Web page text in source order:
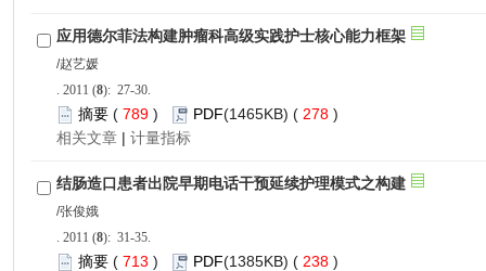
): 27-30.
789 ) 278 )
|
): 31-35.
713 ) 238 )